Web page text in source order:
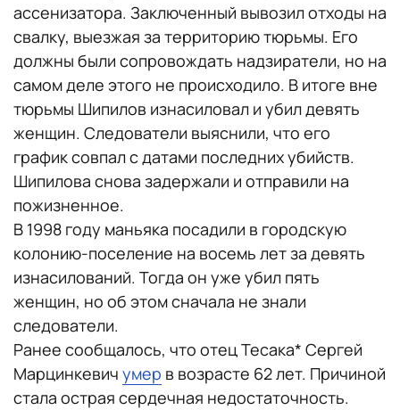
ассенизатора. Заключенный вывозил отходы на
свалку, выезжая за территорию тюрьмы. Его
должны были сопровождать надзиратели, но на
самом деле этого не происходило. В итоге вне
тюрьмы Шипилов изнасиловал и убил девять
женщин. Следователи выяснили, что его
график совпал с датами последних убийств.
Шипилова снова задержали и отправили на
пожизненное.
В 1998 году маньяка посадили в городскую
колонию-поселение на восемь лет за девять
изнасилований. Тогда он уже убил пять
женщин, но об этом сначала не знали
следователи.
Ранее сообщалось, что отец Тесака* Сергей
Марцинкевич умер в возрасте 62 лет. Причиной
стала острая сердечная недостаточность.